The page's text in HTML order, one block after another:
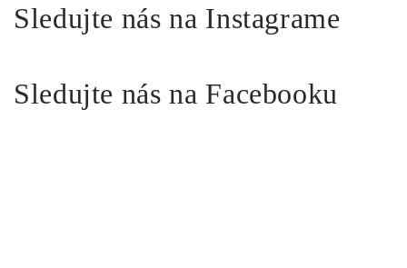
Sledujte nás na Instagrame
Sledujte nás na Facebooku